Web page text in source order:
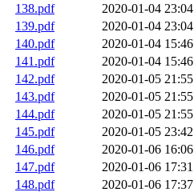
138.pdf
2020-01-04 23:04
139.pdf
2020-01-04 23:04
140.pdf
2020-01-04 15:46
141.pdf
2020-01-04 15:46
142.pdf
2020-01-05 21:55
143.pdf
2020-01-05 21:55
144.pdf
2020-01-05 21:55
145.pdf
2020-01-05 23:42
146.pdf
2020-01-06 16:06
147.pdf
2020-01-06 17:31
148.pdf
2020-01-06 17:37